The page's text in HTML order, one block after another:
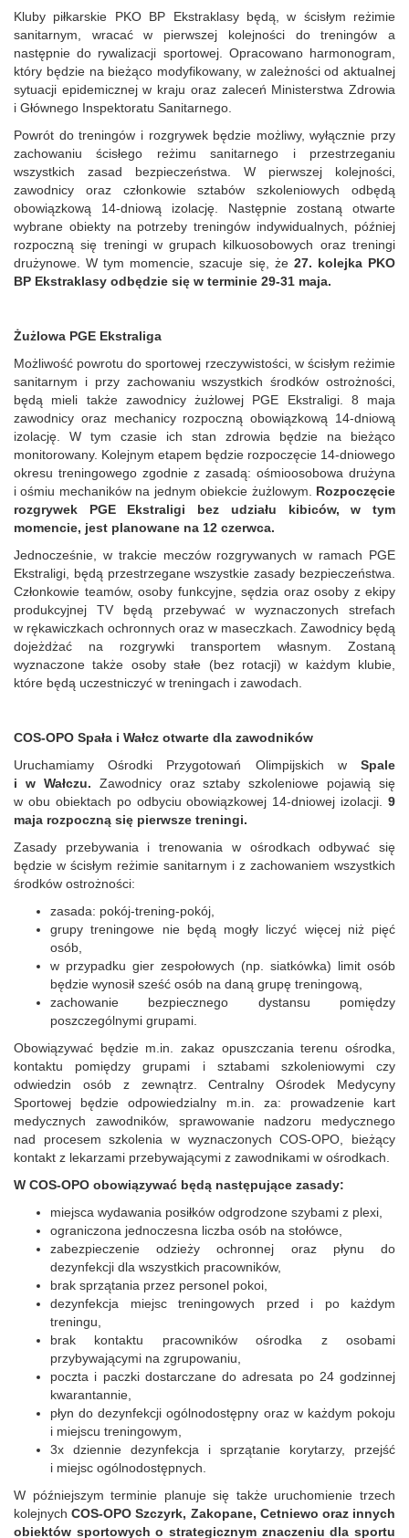
Kluby piłkarskie PKO BP Ekstraklasy będą, w ścisłym reżimie
sanitarnym, wracać w pierwszej kolejności do treningów a
następnie do rywalizacji sportowej. Opracowano harmonogram,
który będzie na bieżąco modyfikowany, w zależności od aktualnej
sytuacji epidemicznej w kraju oraz zaleceń Ministerstwa Zdrowia
i Głównego Inspektoratu Sanitarnego.
Powrót do treningów i rozgrywek będzie możliwy, wyłącznie przy
zachowaniu ścisłego reżimu sanitarnego i przestrzeganiu
wszystkich zasad bezpieczeństwa. W pierwszej kolejności,
zawodnicy oraz członkowie sztabów szkoleniowych odbędą
obowiązkową 14-dniową izolację. Następnie zostaną otwarte
wybrane obiekty na potrzeby treningów indywidualnych, później
rozpoczną się treningi w grupach kilkuosobowych oraz treningi
drużynowe. W tym momencie, szacuje się, że 27. kolejka PKO
BP Ekstraklasy odbędzie się w terminie 29-31 maja.
Żużlowa PGE Ekstraliga
Możliwość powrotu do sportowej rzeczywistości, w ścisłym reżimie
sanitarnym i przy zachowaniu wszystkich środków ostrożności,
będą mieli także zawodnicy żużlowej PGE Ekstraligi. 8 maja
zawodnicy oraz mechanicy rozpoczną obowiązkową 14-dniową
izolację. W tym czasie ich stan zdrowia będzie na bieżąco
monitorowany. Kolejnym etapem będzie rozpoczęcie 14-dniowego
okresu treningowego zgodnie z zasadą: ośmioosobowa drużyna
i ośmiu mechaników na jednym obiekcie żużlowym. Rozpoczęcie
rozgrywek PGE Ekstraligi bez udziału kibiców, w tym
momencie, jest planowane na 12 czerwca.
Jednocześnie, w trakcie meczów rozgrywanych w ramach PGE
Ekstraligi, będą przestrzegane wszystkie zasady bezpieczeństwa.
Członkowie teamów, osoby funkcyjne, sędzia oraz osoby z ekipy
produkcyjnej TV będą przebywać w wyznaczonych strefach
w rękawiczkach ochronnych oraz w maseczkach. Zawodnicy będą
dojeżdżać na rozgrywki transportem własnym. Zostaną
wyznaczone także osoby stałe (bez rotacji) w każdym klubie,
które będą uczestniczyć w treningach i zawodach.
COS-OPO Spała i Wałcz otwarte dla zawodników
Uruchamiamy Ośrodki Przygotowań Olimpijskich wSpale
i w Wałczu. Zawodnicy oraz sztaby szkoleniowe pojawią się
w obu obiektach po odbyciu obowiązkowej 14-dniowej izolacji.
9
maja rozpoczną się pierwsze treningi.
Zasady przebywania i trenowania w ośrodkach odbywać się
będzie w ścisłym reżimie sanitarnym i z zachowaniem wszystkich
środków ostrożności:
zasada: pokój-trening-pokój,
grupy treningowe nie będą mogły liczyć więcej niż pięć
osób,
w przypadku gier zespołowych (np. siatkówka) limit osób
będzie wynosił sześć osób na daną grupę treningową,
zachowanie bezpiecznego dystansu pomiędzy
poszczególnymi grupami.
Obowiązywać będzie m.in. zakaz opuszczania terenu ośrodka,
kontaktu pomiędzy grupami i sztabami szkoleniowymi czy
odwiedzin osób z zewnątrz. Centralny Ośrodek Medycyny
Sportowej będzie odpowiedzialny m.in. za: prowadzenie kart
medycznych zawodników, sprawowanie nadzoru medycznego
nad procesem szkolenia w wyznaczonych COS-OPO, bieżący
kontakt z lekarzami przebywającymi z zawodnikami w ośrodkach.
W COS-OPO obowiązywać będą następujące zasady:
miejsca wydawania posiłków odgrodzone szybami z plexi,
ograniczona jednoczesna liczba osób na stołówce,
zabezpieczenie odzieży ochronnej oraz płynu do
dezynfekcji dla wszystkich pracowników,
brak sprzątania przez personel pokoi,
dezynfekcja miejsc treningowych przed i po każdym
treningu,
brak kontaktu pracowników ośrodka z osobami
przybywającymi na zgrupowaniu,
poczta i paczki dostarczane do adresata po 24 godzinnej
kwarantannie,
płyn do dezynfekcji ogólnodostępny oraz w każdym pokoju
i miejscu treningowym,
3x dziennie dezynfekcja i sprzątanie korytarzy, przejść
i miejsc ogólnodostępnych.
W późniejszym terminie planuje się także uruchomienie trzech
kolejnychCOS-OPO Szczyrk, Zakopane, Cetniewo oraz innych
obiektów sportowych o strategicznym znaczeniu dla sportu